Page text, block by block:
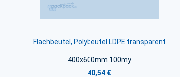
Flachbeutel, Polybeutel LDPE transparent
400x600mm 100my
40,54 €